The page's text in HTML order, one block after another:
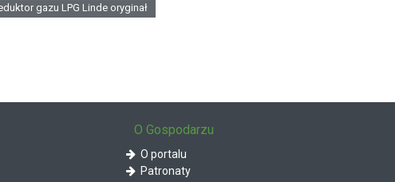
gazu LPG Linde oryginał
O Gospodarzu
O portalu
Patronaty